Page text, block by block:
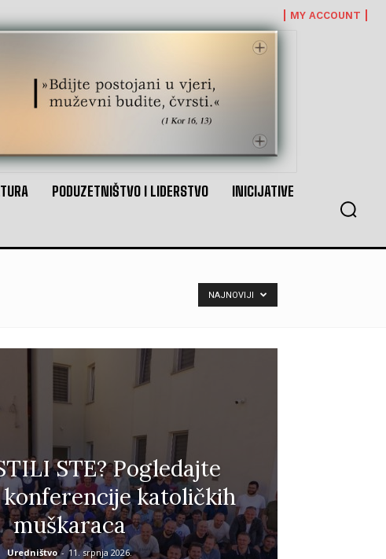
MY ACCOUNT
PODUZETNIŠTVO I LIDERSTVO INICIJATIVE
NAJNOVIJI
STE? Pogledajte
konferencije katoličkih
muškaraca
Uredništvo - 11. srpnja 2026.